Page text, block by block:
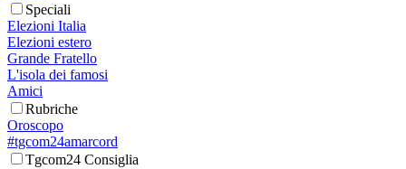
Speciali
Elezioni Italia
Elezioni estero
Grande Fratello
L'isola dei famosi
Amici
Rubriche
Oroscopo
#tgcom24amarcord
Tgcom24 Consiglia